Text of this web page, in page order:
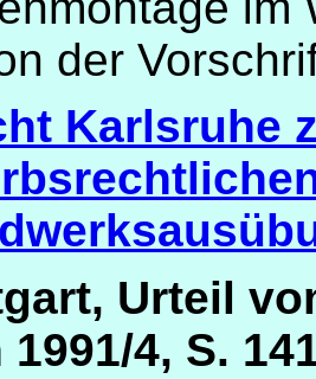
der
Karlsruhe
Urteil
4, S.